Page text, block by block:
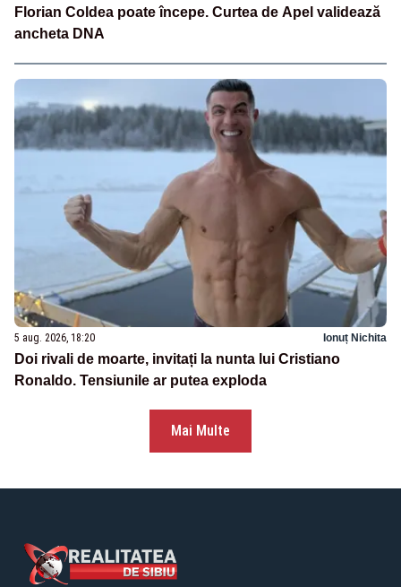
Florian Coldea poate începe. Curtea de Apel validează
ancheta DNA
5 aug. 2026, 18:20 Ionuț Nichita
Doi rivali de moarte, invitați la nunta lui Cristiano
Ronaldo. Tensiunile ar putea exploda
Mai Multe